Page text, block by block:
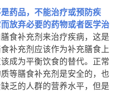
药品，不能治疗或预防疾
放弃必要的药物或者医学治
食补充剂来治疗疾病，这是
补充剂应该作为补充膳食上
成为平衡饮食的替代。正常
等膳食补充剂是安全的，也
乏的人群的营养水平，但是